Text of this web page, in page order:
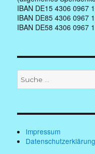
IBAN DE15 4306 0967
IBAN DE85 4306 0967
IBAN DE58 4306 0967
Suche
nach:
Impressum
Datenschutzerklärung